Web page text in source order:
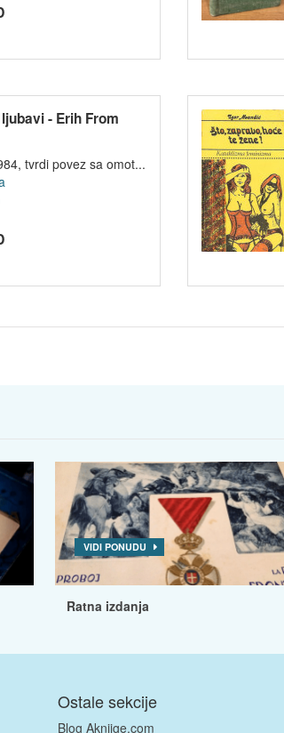
- Erih From
tvrdi povez sa omot...
VIDI PONUDU
Ratna izdanja
Ostale sekcije
Blog Aknjige.com